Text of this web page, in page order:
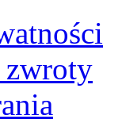
zwroty